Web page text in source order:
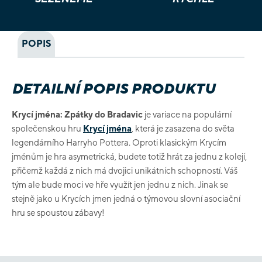
POPIS
DETAILNÍ POPIS PRODUKTU
Krycí jména: Zpátky do Bradavic je variace na populární
společenskou hru Krycí jména , která je zasazena do světa
legendárního Harryho Pottera. Oproti klasickým Krycím
jménům je hra asymetrická, budete totiž hrát za jednu z kolejí,
přičemž každá z nich má dvojici unikátních schopností. Váš
tým ale bude moci ve hře využít jen jednu z nich. Jinak se
stejně jako u Krycích jmen jedná o týmovou slovní asociační
hru se spoustou zábavy!